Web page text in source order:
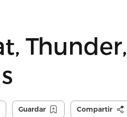
Thunder,
Guardar Compartir